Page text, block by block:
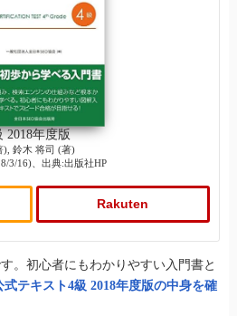
2018年度版
), 鈴木 将司 (著)
3/16)、出典:出版社HP
Rakuten
。初心者にもわかりやすい入門書と
式テキスト4級 2018年度版の中身を確